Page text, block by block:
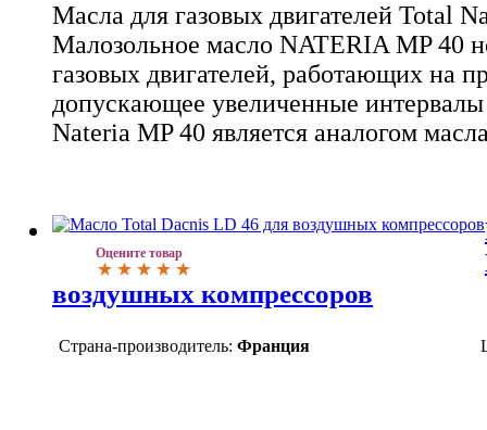
Масла для газовых двигателей Total
Малозольное масло NATERIA MP 40
газовых двигателей, работающих на
допускающее увеличенные
Nateria MP 40 является аналогом
Оцените товар
воздушных компрессоров
Страна-производитель: Франция